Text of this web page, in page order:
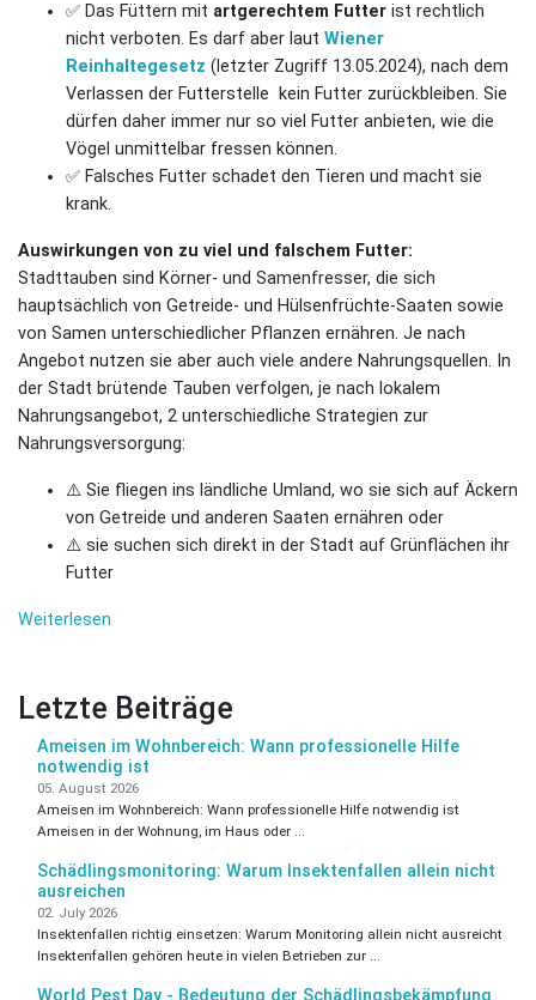
✅ Das Füttern mit artgerechtem Futter ist rechtlich
nicht verboten. Es darf aber laut Wiener
Reinhaltegesetz (letzter Zugriff 13.05.2024), nach dem
Verlassen der Futterstelle kein Futter zurückbleiben. Sie
dürfen daher immer nur so viel Futter anbieten, wie die
Vögel unmittelbar fressen können.
✅ Falsches Futter schadet den Tieren und macht sie
krank.
Auswirkungen von zu viel und falschem Futter:
Stadttauben sind Körner- und Samenfresser, die sich
hauptsächlich von Getreide- und Hülsenfrüchte-Saaten sowie
von Samen unterschiedlicher Pflanzen ernähren. Je nach
Angebot nutzen sie aber auch viele andere Nahrungsquellen. In
der Stadt brütende Tauben verfolgen, je nach lokalem
Nahrungsangebot, 2 unterschiedliche Strategien zur
Nahrungsversorgung:
⚠️ Sie fliegen ins ländliche Umland, wo sie sich auf Äckern
von Getreide und anderen Saaten ernähren oder
⚠️ sie suchen sich direkt in der Stadt auf Grünflächen ihr
Futter
Weiterlesen
Letzte Beiträge
Ameisen im Wohnbereich: Wann professionelle Hilfe
notwendig ist
05. August 2026
Ameisen im Wohnbereich: Wann professionelle Hilfe notwendig ist
Ameisen in der Wohnung, im Haus oder ...
Schädlingsmonitoring: Warum Insektenfallen allein nicht
ausreichen
02. July 2026
Insektenfallen richtig einsetzen: Warum Monitoring allein nicht ausreicht
Insektenfallen gehören heute in vielen Betrieben zur ...
World Pest Day - Bedeutung der Schädlingsbekämpfung